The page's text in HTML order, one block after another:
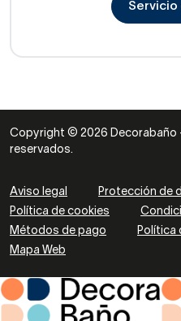
Servicio
Copyright © 2026 Decorabaño
reservados.
Aviso legal
Protección de
Política de cookies
Métodos de pago
Política
Mapa Web